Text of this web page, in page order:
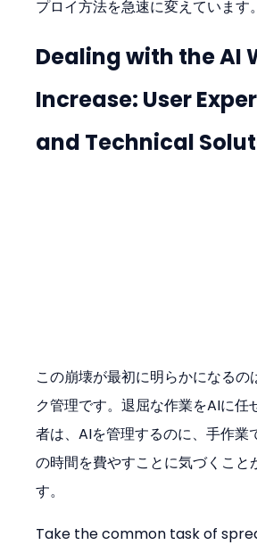
プロイ方法を急速に変えています。
Dealing with the AI
Increase: User
and Technical
この崩壊が最初に明らかになるの
ク管理です。退屈な作業をAIに任
者は、AIを管理するのに、手作業
の時間を費やすことに気づくこと
す。
Take the common task of